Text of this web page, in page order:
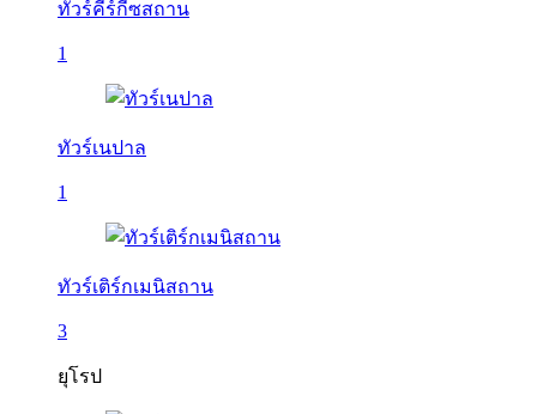
ทัวร์คีร์กีซสถาน
1
ทัวร์เนปาล
1
ทัวร์เติร์กเมนิสถาน
3
ยุโรป